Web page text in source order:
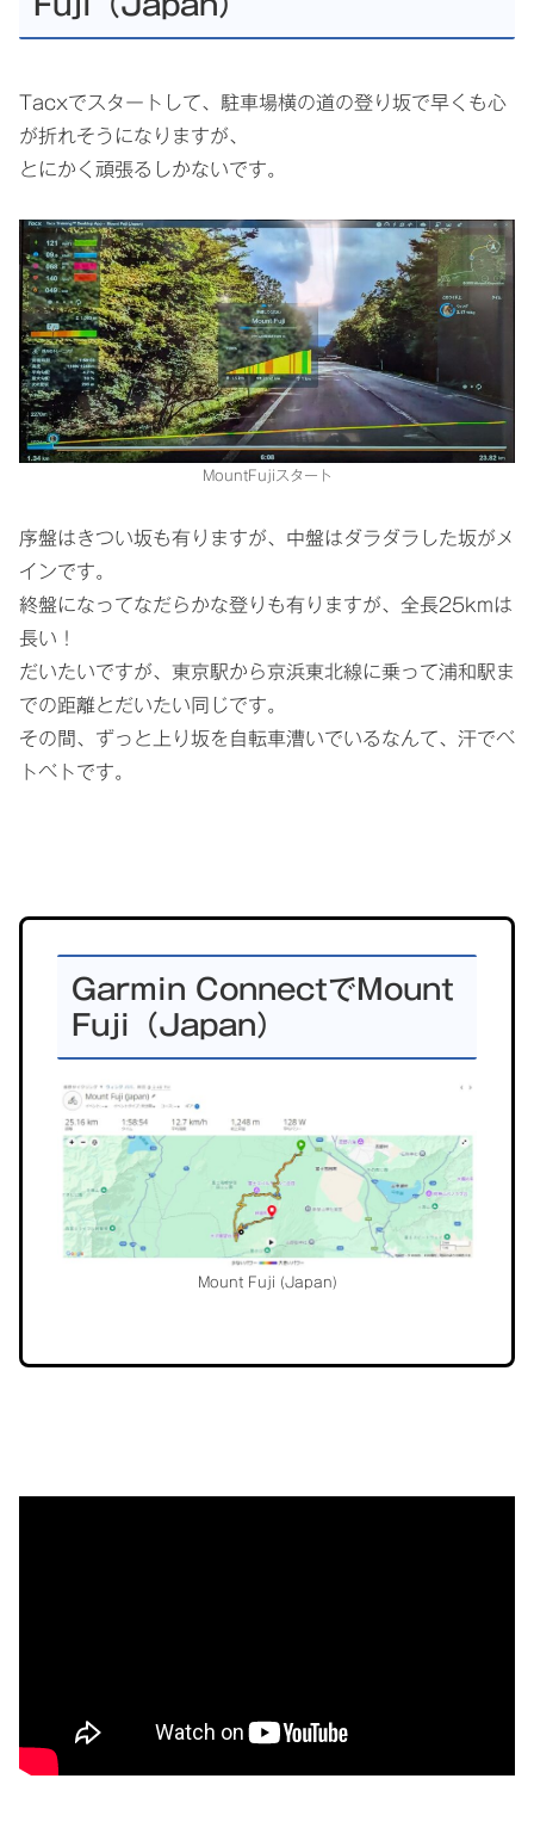
Tacxでスタートして、駐車場横の道の登り坂で早くも心
が折れそうになりますが、
とにかく頑張るしかないです。
MountFujiスタート
序盤はきつい坂も有りますが、中盤はダラダラした坂がメ
インです。
終盤になってなだらかな登りも有りますが、全長25kmは
長い！
だいたいですが、東京駅から京浜東北線に乗って浦和駅ま
での距離とだいたい同じです。
その間、ずっと上り坂を自転車漕いでいるなんて、汗でベ
トベトです。
Garmin ConnectでMount
Fuji（Japan）
Mount Fuji (Japan)